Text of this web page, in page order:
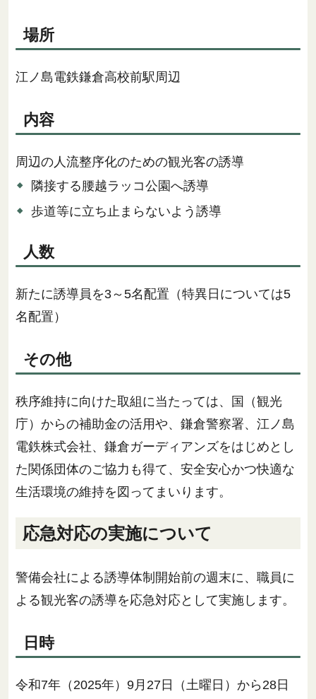
場所
江ノ島電鉄鎌倉高校前駅周辺
内容
周辺の人流整序化のための観光客の誘導
隣接する腰越ラッコ公園へ誘導
歩道等に立ち止まらないよう誘導
人数
新たに誘導員を3～5名配置（特異日については5
名配置）
その他
秩序維持に向けた取組に当たっては、国（観光
庁）からの補助金の活用や、鎌倉警察署、江ノ島
電鉄株式会社、鎌倉ガーディアンズをはじめとし
た関係団体のご協力も得て、安全安心かつ快適な
生活環境の維持を図ってまいります。
応急対応の実施について
警備会社による誘導体制開始前の週末に、職員に
よる観光客の誘導を応急対応として実施します。
日時
令和7年（2025年）9月27日（土曜日）から28日